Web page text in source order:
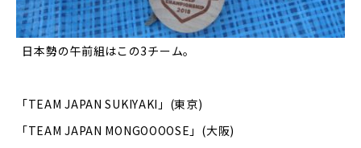
日本勢の午前組はこの3チーム。
「TEAM JAPAN SUKIYAKI 」 (東京)
「TEAM JAPAN MONGOOOOSE 」 (大阪)